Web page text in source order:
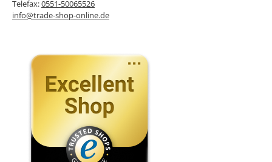
Telefax:0551-50065526
info@trade-shop-online.de